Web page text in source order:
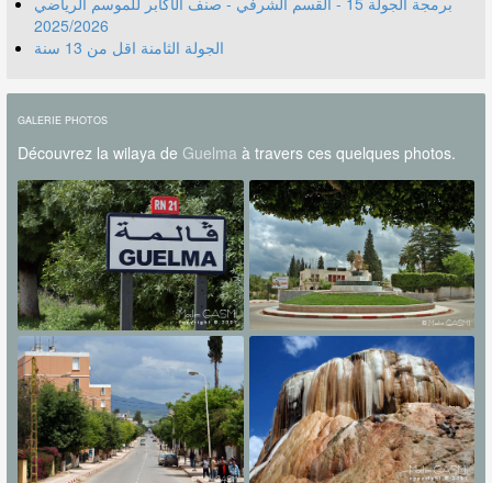
2025/2026
الجولة الثامنة اقل من 13 سنة
GALERIE PHOTOS
Découvrez la wilaya de Guelma à travers ces quelques photos.